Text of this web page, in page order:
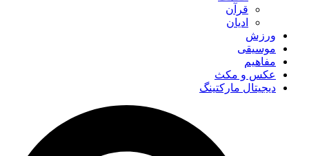
قرآن
ادیان
ورزش
موسیقی
مفاهیم
عکس و مکث
دیجیتال مارکتینگ